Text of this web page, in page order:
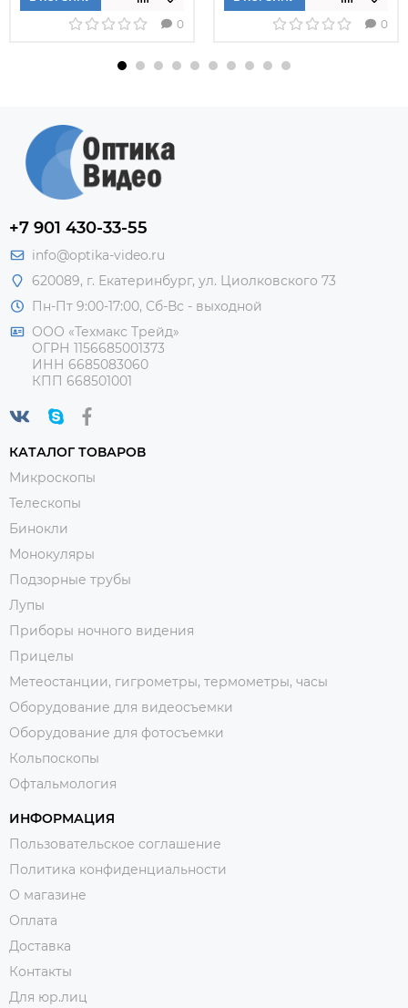
0 0
+7 901 430-33-55
info@optika-video.ru
620089, г. Екатеринбург, ул. Циолковского 73
Пн-Пт 9:00-17:00, Сб-Вс - выходной
ООО «Техмакс Трейд»
ОГРН 1156685001373
ИНН 6685083060
КПП 668501001
КАТАЛОГ ТОВАРОВ
Микроскопы
Телескопы
Бинокли
Монокуляры
Подзорные трубы
Лупы
Приборы ночного видения
Прицелы
Метеостанции, гигрометры, термометры, часы
Оборудование для видеосъемки
Оборудование для фотосъемки
Кольпоскопы
Офтальмология
ИНФОРМАЦИЯ
Пользовательское соглашение
Политика конфиденциальности
О магазине
Оплата
Доставка
Контакты
Для юр.лиц